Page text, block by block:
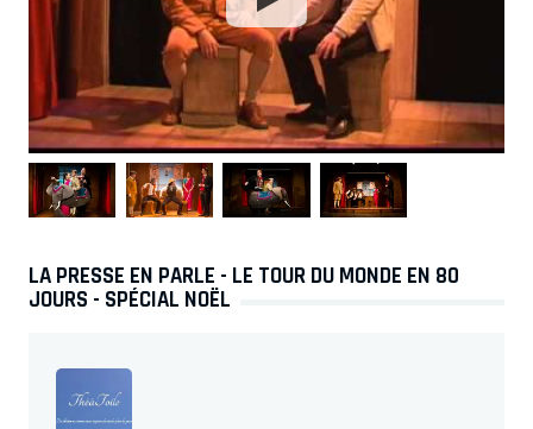
LA PRESSE EN PARLE - LE TOUR DU MONDE EN 80
JOURS - SPÉCIAL NOËL